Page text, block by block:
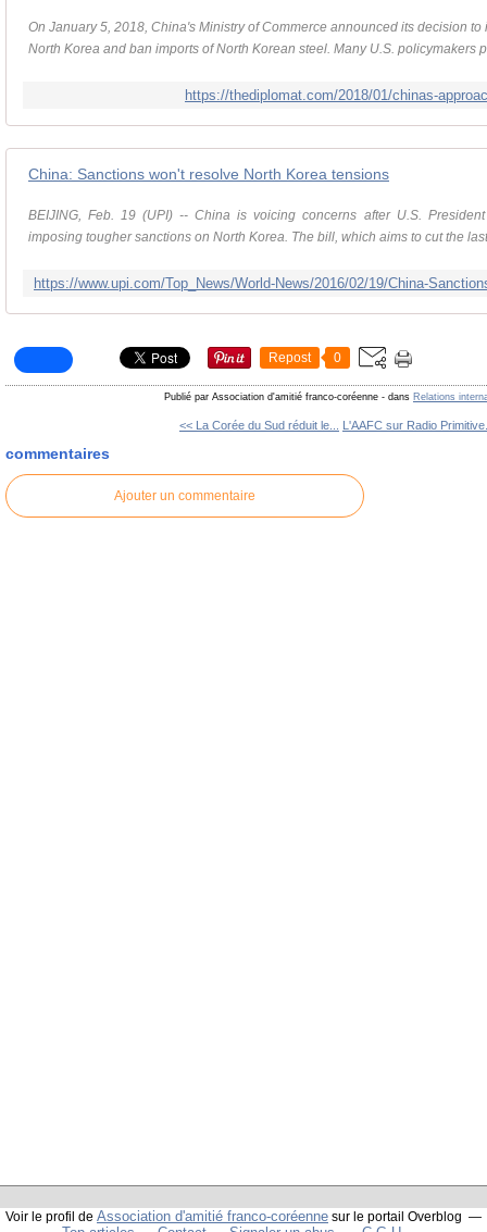
On January 5, 2018, China's Ministry of Commerce announced its decision
North Korea and ban imports of North Korean steel. Many U.S. policymakers
https://thediplomat.com/2018/01/chinas-
China: Sanctions won't resolve North Korea tensions
BEIJING, Feb. 19 (UPI) -- China is voicing concerns after U.S.
imposing tougher sanctions on North Korea. The bill, which aims to cut the
Repost 0
Publié par Association d'amitié franco-coréenne - dans Relations
<< La Corée du Sud réduit le... L'AAFC sur Radio
commentaires
Ajouter un commentaire
Voir le profil de Association d'amitié franco-coréenne sur le portail Overblog